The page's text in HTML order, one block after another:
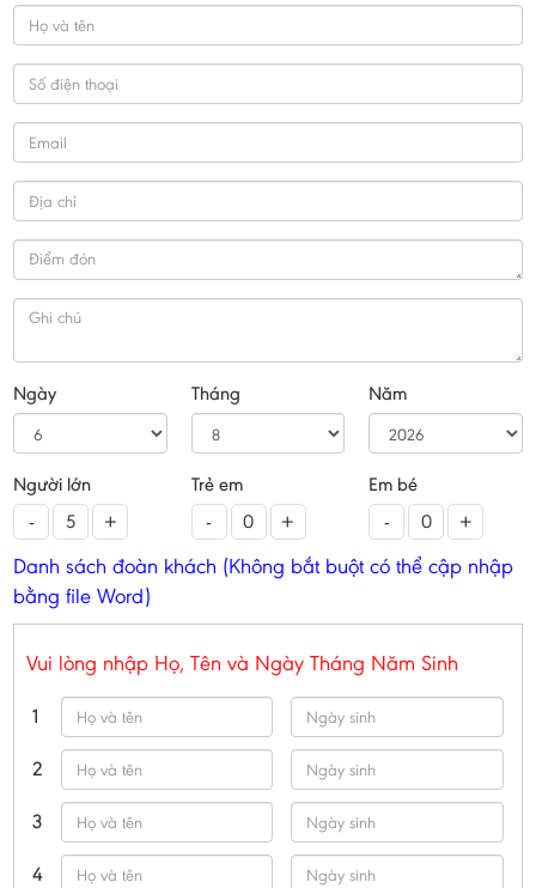
Ngày Tháng Năm
Người lớn
+
-
Trẻ em
+
-
Em bé
+
-
Danh sách đoàn khách (Không bắt buột có thể cập nhập
bằng file Word)
Vui lòng nhập Họ, Tên và Ngày Tháng Năm Sinh
1
2
3
4